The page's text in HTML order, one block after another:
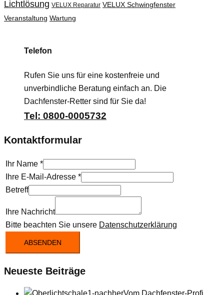
Lichtlösung VELUX Reparatur VELUX Schwingfenster
Veranstaltung Wartung
Telefon
Rufen Sie uns für eine kostenfreie und
unverbindliche Beratung einfach an. Die
Dachfenster-Retter sind für Sie da!
Tel: 0800-0005732
Kontaktformular
Ihr Name *
Ihre E-Mail-Adresse *
Betreff
Ihre Nachricht
Bitte beachten Sie unsere Datenschutzerklärung
ABSENDEN
Neueste Beiträge
Vom Dachfenster-Profi